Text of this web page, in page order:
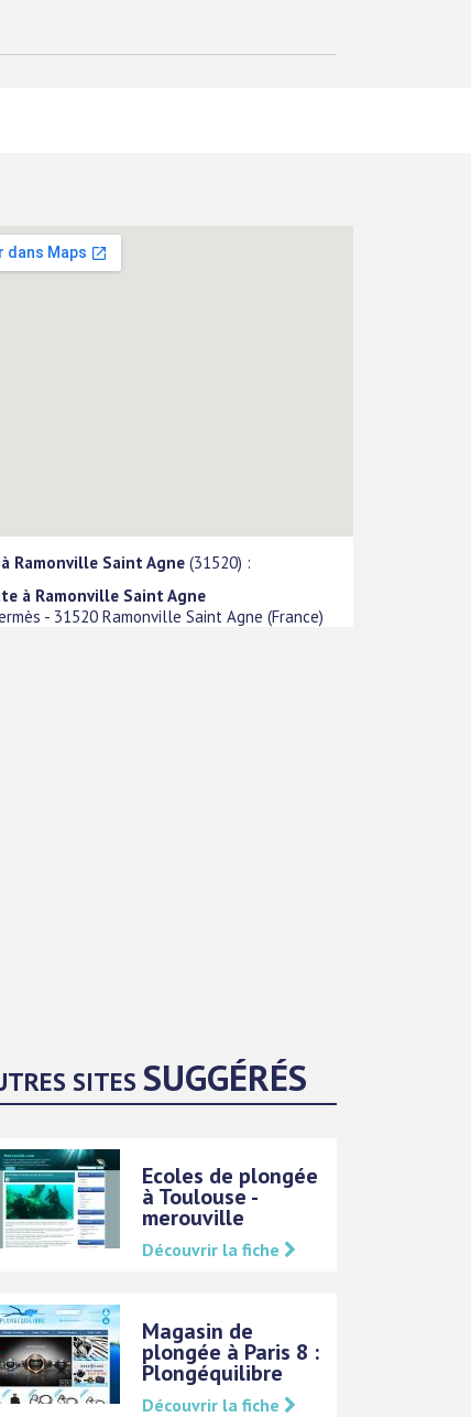
Ramonville Saint Agne (31520) :
à Ramonville Saint Agne
- 31520 Ramonville Saint Agne (France)
SITESSUGGÉRÉS
Ecoles de plongée
à Toulouse -
merouville
Découvrir la fiche
Magasin de
plongée à Paris 8 :
Plongéquilibre
Découvrir la fiche